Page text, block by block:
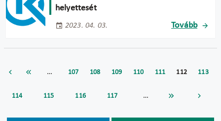
helyettesét
2023. 04. 03. Tovább
… 107 108 109 110 111 112 113
114 115 116 117 …